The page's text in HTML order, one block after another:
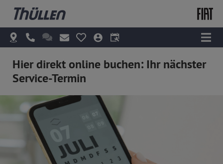
Hier direkt online buchen: Ihr nächster
Service-Termin